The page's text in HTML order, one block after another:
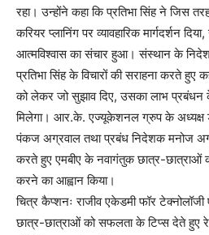
रहा। उन्होंने कहा कि प्रतिभा सिंह ने जिस
करियर प्लानिंग पर व्यावहारिक मार्गदर्शन
आत्मविश्वास का संचार हुआ। संस्थान के
प्रतिभा सिंह के विचारों की सराहना करते हुए
को लेकर जो सुझाव दिए, उसका लाभ
मिलेगा। आर.के. एज्यूकेशनल ग्रुप के अध्यक्ष
पंकज अग्रवाल तथा प्रबंध निदेशक मनोज
करते हुए एमबीए के नवागंतुक छात्र-
करने का आह्वान किया।
चित्र कैप्शनः राजीव एकेडमी फॉर
छात्र-छात्राओं को सफलता के टिप्स देते हुए